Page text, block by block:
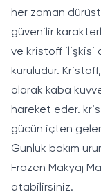
her zaman
güvenilir
ve kristoff ilişkisi
kuruludur.
olarak kaba
hareket eder.
gücün içten
Günlük bakım
Frozen Makyaj
atabilirsiniz.